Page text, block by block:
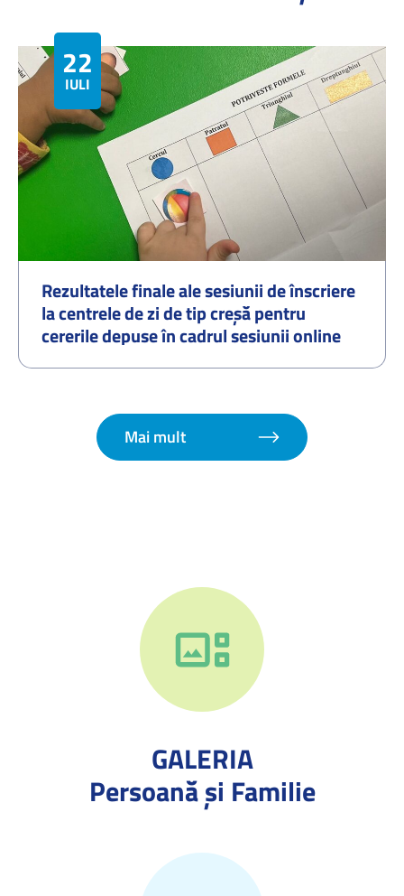
22
IULIE
Rezultatele finale ale sesiunii de înscriere
la centrele de zi de tip creșă pentru
cererile depuse în cadrul sesiunii online
septembrie 2026
Mai mult
GALERIA
Persoană și Familie